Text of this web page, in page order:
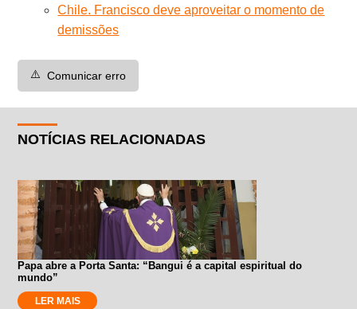
Chile. Francisco deve aproveitar o momento de
demissões
⚠️ Comunicar erro
NOTÍCIAS RELACIONADAS
Papa abre a Porta Santa: “Bangui é a capital espiritual do
mundo”
LER MAIS